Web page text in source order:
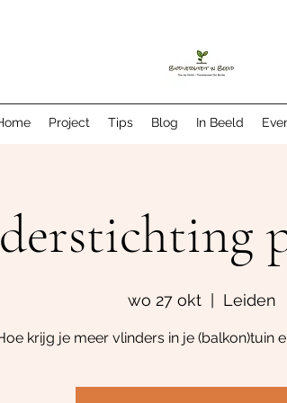
Project Tips Blog In Beeld
wo 27 okt
  |
Leiden
krijg je meer vlinders in je (balkon)tuin